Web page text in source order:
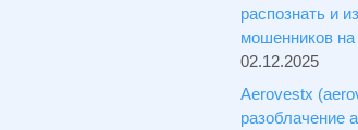
распознать и
мошенников
02.12.2025
Aerovestx
разоблачение